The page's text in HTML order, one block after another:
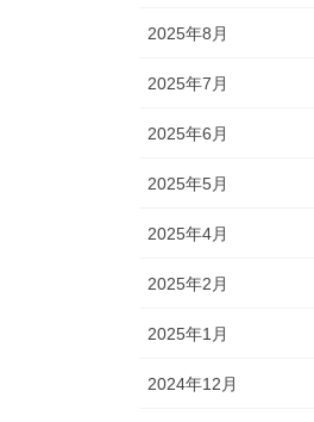
2025年8月
2025年7月
2025年6月
2025年5月
2025年4月
2025年2月
2025年1月
2024年12月